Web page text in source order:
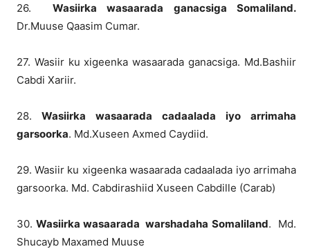
26. Wasiirka wasaarada ganacsiga Somaliland.
Dr.Muuse Qaasim Cumar.
27. Wasiir ku xigeenka wasaarada ganacsiga. Md.Bashiir
Cabdi Xariir.
28. Wasiirka wasaarada cadaalada iyo arrimaha
garsoorka. Md.Xuseen Axmed Caydiid.
29. Wasiir ku xigeenka wasaarada cadaalada iyo arrimaha
garsoorka. Md. Cabdirashiid Xuseen Cabdille (Carab)
30. Wasiirka wasaarada warshadaha Somaliland. Md.
Shucayb Maxamed Muuse